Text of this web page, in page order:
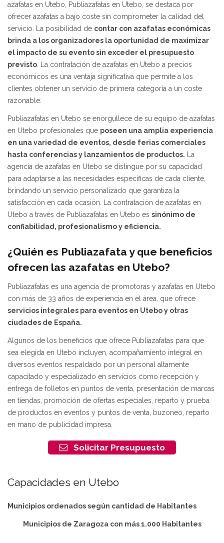
azafatas en Utebo, Publiazafatas en Utebo, se destaca por
ofrecer azafatas a bajo coste sin comprometer la calidad del
servicio. La posibilidad de contar con azafatas económicas
brinda a los organizadores la oportunidad de maximizar
el impacto de su evento sin exceder el presupuesto
previsto . La contratación de azafatas en Utebo a precios
económicos es una ventaja significativa que permite a los
clientes obtener un servicio de primera categoría a un coste
razonable.
Publiazafatas en Utebo se enorgullece de su equipo de azafatas
en Utebo profesionales que poseen una amplia experiencia
en una variedad de eventos, desde ferias comerciales
hasta conferencias y lanzamientos de productos. La
agencia de azafatas en Utebo se distingue por su capacidad
para adaptarse a las necesidades específicas de cada cliente,
brindando un servicio personalizado que garantiza la
satisfacción en cada ocasión. La contratación de azafatas en
Utebo a través de Publiazafatas en Utebo es sinónimo de
confiabilidad, profesionalismo y eficiencia.
¿Quién es Publiazafata y que beneficios
ofrecen las azafatas en Utebo?
Publiazafatas es una agencia de promotoras y azafatas en Utebo
con más de 33 años de experiencia en el área, que ofrece
servicios integrales para eventos en Utebo y otras
ciudades de España.
Algunos de los beneficios que ofrece Publiazafatas para que
sea elegida en Utebo incluyen, acompañamiento integral en
diversos eventos respaldado por un personal altamente
capacitado y especializado en servicios como recepción y
entrega de folletos en puntos de venta, presentación de marcas
en tiendas, promoción de ofertas especiales, reparto y prueba
de productos en eventos y puntos de venta, buzoneo, reparto
en mano de publicidad impresa.
Solicitar Presupuesto
Capacidades en Utebo
Municipios ordenados según cantidad de Habitantes
Municipios de Zaragoza con más 1.000 Habitantes